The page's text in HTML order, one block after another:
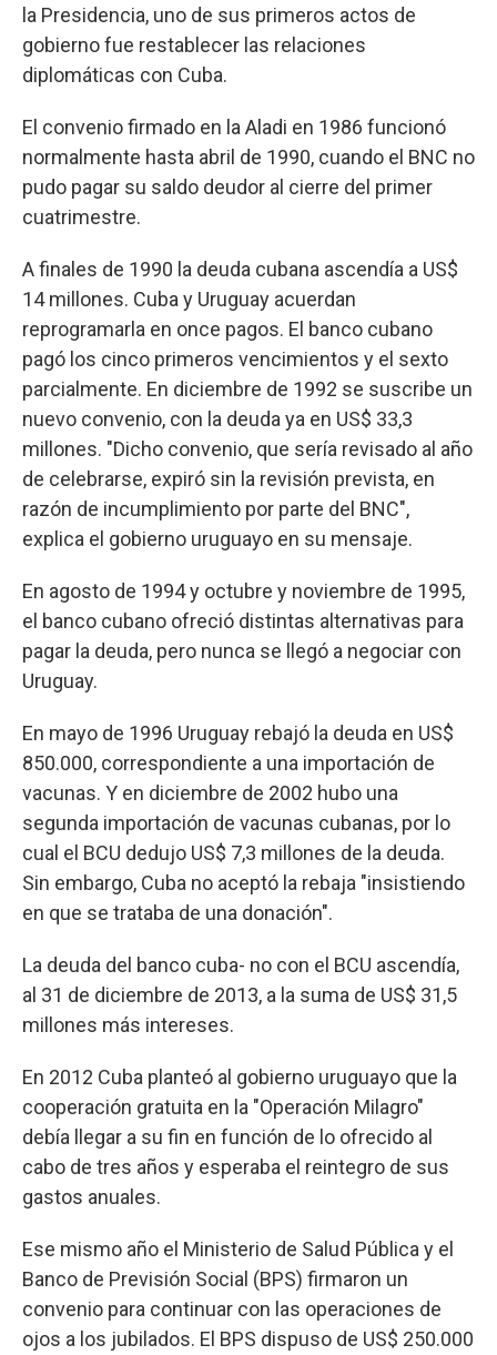
la Presidencia, uno de sus primeros actos de
gobierno fue restablecer las relaciones
diplomáticas con Cuba.
El convenio firmado en la Aladi en 1986 funcionó
normalmente hasta abril de 1990, cuando el BNC no
pudo pagar su saldo deudor al cierre del primer
cuatrimestre.
A finales de 1990 la deuda cubana ascendía a US$
14 millones. Cuba y Uruguay acuerdan
reprogramarla en once pagos. El banco cubano
pagó los cinco primeros vencimientos y el sexto
parcialmente. En diciembre de 1992 se suscribe un
nuevo convenio, con la deuda ya en US$ 33,3
millones. "Dicho convenio, que sería revisado al año
de celebrarse, expiró sin la revisión prevista, en
razón de incumplimiento por parte del BNC",
explica el gobierno uruguayo en su mensaje.
En agosto de 1994 y octubre y noviembre de 1995,
el banco cubano ofreció distintas alternativas para
pagar la deuda, pero nunca se llegó a negociar con
Uruguay.
En mayo de 1996 Uruguay rebajó la deuda en US$
850.000, correspondiente a una importación de
vacunas. Y en diciembre de 2002 hubo una
segunda importación de vacunas cubanas, por lo
cual el BCU dedujo US$ 7,3 millones de la deuda.
Sin embargo, Cuba no aceptó la rebaja "insistiendo
en que se trataba de una donación".
La deuda del banco cuba- no con el BCU ascendía,
al 31 de diciembre de 2013, a la suma de US$ 31,5
millones más intereses.
En 2012 Cuba planteó al gobierno uruguayo que la
cooperación gratuita en la "Operación Milagro"
debía llegar a su fin en función de lo ofrecido al
cabo de tres años y esperaba el reintegro de sus
gastos anuales.
Ese mismo año el Ministerio de Salud Pública y el
Banco de Previsión Social (BPS) firmaron un
convenio para continuar con las operaciones de
ojos a los jubilados. El BPS dispuso de US$ 250.000